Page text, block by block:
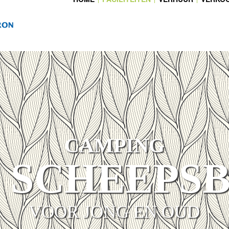
CAMPING
VOOR JONG EN OUD